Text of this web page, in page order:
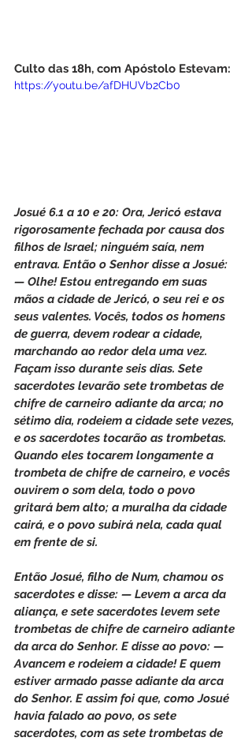
Culto das 18h, com Apóstolo Estevam:
https://youtu.be/afDHUVb2Cb0
Josué 6.1 a 10 e 20: Ora, Jericó estava
rigorosamente fechada por causa dos
filhos de Israel; ninguém saía, nem
entrava. Então o Senhor disse a Josué:
— Olhe! Estou entregando em suas
mãos a cidade de Jericó, o seu rei e os
seus valentes. Vocês, todos os homens
de guerra, devem rodear a cidade,
marchando ao redor dela uma vez.
Façam isso durante seis dias. Sete
sacerdotes levarão sete trombetas de
chifre de carneiro adiante da arca; no
sétimo dia, rodeiem a cidade sete vezes,
e os sacerdotes tocarão as trombetas.
Quando eles tocarem longamente a
trombeta de chifre de carneiro, e vocês
ouvirem o som dela, todo o povo
gritará bem alto; a muralha da cidade
cairá, e o povo subirá nela, cada qual
em frente de si.
Então Josué, filho de Num, chamou os
sacerdotes e disse: — Levem a arca da
aliança, e sete sacerdotes levem sete
trombetas de chifre de carneiro adiante
da arca do Senhor. E disse ao povo: —
Avancem e rodeiem a cidade! E quem
estiver armado passe adiante da arca
do Senhor. E assim foi que, como Josué
havia falado ao povo, os sete
sacerdotes, com as sete trombetas de